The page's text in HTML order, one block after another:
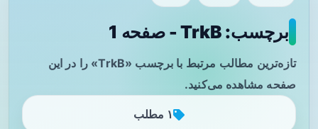
برچسب: TrkB - صفحه 1
تازه‌ترین مطالب مرتبط با برچسب «TrkB» را در این
صفحه مشاهده می‌کنید.
۱ مطلب